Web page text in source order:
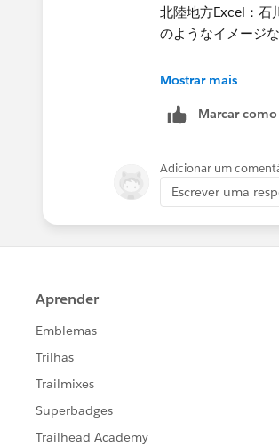
北陸地方Excel：石
のようなイメージ
Prepに
とは別に、
を用意して、読み
のはできないでし
私の経験・知識レ
ている場合（例え
でエラーは避けら
Mostrar mais
Marcar
Adicionar um
Escrever uma